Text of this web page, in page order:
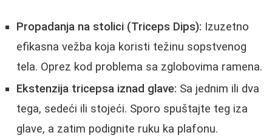
Propadanja na stolici (Triceps Dips): Izuzetno
efikasna vežba koja koristi težinu sopstvenog
tela. Oprez kod problema sa zglobovima ramena.
Ekstenzija tricepsa iznad glave: Sa jednim ili dva
tega, sedeći ili stojeći. Sporo spuštajte teg iza
glave, a zatim podignite ruku ka plafonu.